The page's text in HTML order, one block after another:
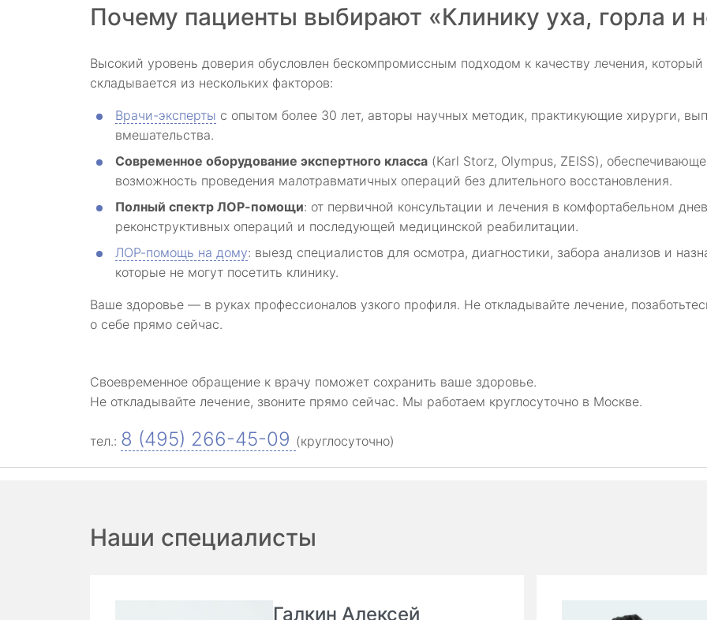
Почему пациенты выбирают «Клинику уха, горла и
Высокий уровень доверия обусловлен бескомпромиссным подходом к качеству лечения, который
складывается из нескольких факторов:
Врачи-эксперты с опытом более 30 лет, авторы научных методик, практикующие хирурги,
вмешательства.
Современное оборудование экспертного класса (Karl Storz, Olympus, ZEISS),
возможность проведения малотравматичных операций без длительного восстановления.
Полный спектр ЛОР-помощи: от первичной консультации и лечения в комфортабельном
реконструктивных операций и последующей медицинской реабилитации.
ЛОР-помощь на дому: выезд специалистов для осмотра, диагностики, забора анализов и
которые не могут посетить клинику.
Ваше здоровье — в руках профессионалов узкого профиля. Не откладывайте лечение,
о себе прямо сейчас.
Своевременное обращение к врачу поможет сохранить ваше здоровье.
Не откладывайте лечение, звоните прямо сейчас. Мы работаем круглосуточно в Москве.
тел.: 8 (495) 266-45-09 (круглосуточно)
Наши специалисты
Галкин Алексей